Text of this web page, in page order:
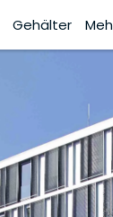
Gehälter